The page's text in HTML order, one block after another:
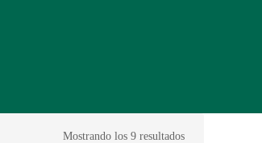
Mostrando los 9 resultados